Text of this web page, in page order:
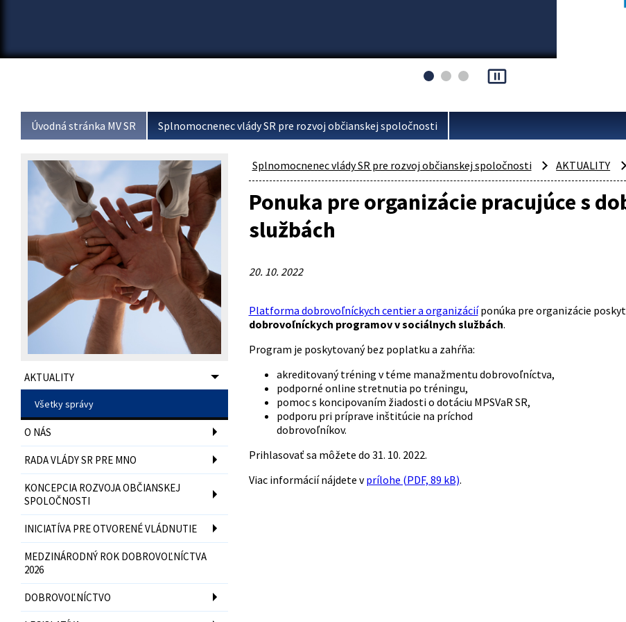
pause_presentation
Úvodná stránka MV SR Splnomocnenec vlády SR pre rozvoj občianskej spoločnosti
AKTUALITY
Všetky správy
O NÁS
RADA VLÁDY SR PRE MNO
KONCEPCIA ROZVOJA OBČIANSKEJ
SPOLOČNOSTI
INICIATÍVA PRE OTVORENÉ VLÁDNUTIE
MEDZINÁRODNÝ ROK DOBROVOĽNÍCTVA
2026
DOBROVOĽNÍCTVO
Splnomocnenec vlády SR pre rozvoj občianskej spoločnosti AKTUALITY
Ponuka pre organizácie pracujúce s
službách
20. 10. 2022
Platforma dobrovoľníckych centier a organizáciíponúka pre organizácie
dobrovoľníckych programov v sociálnych službách.
Program je poskytovaný bez poplatku a zahŕňa:
akreditovaný tréning v téme manažmentu dobrovoľníctva,
podporné online stretnutia po tréningu,
pomoc s koncipovaním žiadosti o dotáciu MPSVaR SR,
podporu pri príprave inštitúcie na príchod
dobrovoľníkov.
Prihlasovať sa môžete do 31. 10. 2022.
Viac informácií nájdete vprílohe (PDF, 89 kB).